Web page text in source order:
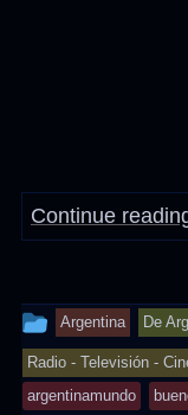
Continue
This
entry
was
Argentina De
Radio - Televisión -
argentinamundo